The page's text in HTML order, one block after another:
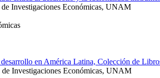
Investigaciones Económicas, UNAM
en América Latina, Colección de
Investigaciones Económicas, UNAM